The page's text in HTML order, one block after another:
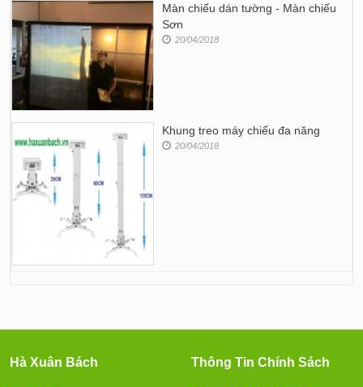
Màn chiếu dán tường - Màn chiếu
Sơn
20/04/2018
Khung treo máy chiếu đa năng
20/04/2018
Hà Xuân Bách Thông Tin Chính Sách